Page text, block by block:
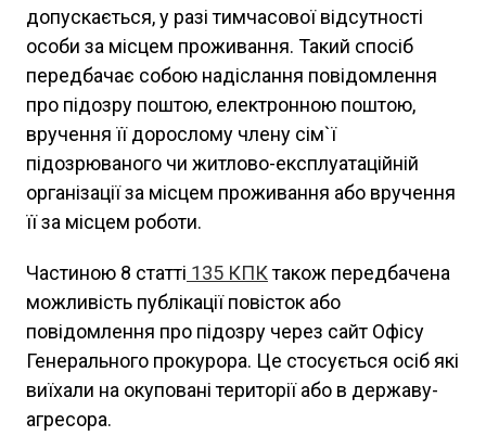
допускається, у разі тимчасової відсутності
особи за місцем проживання. Такий спосіб
передбачає собою надіслання повідомлення
про підозру поштою, електронною поштою,
вручення її дорослому члену сім`ї
підозрюваного чи житлово-експлуатаційній
організації за місцем проживання або вручення
її за місцем роботи.
Частиною 8 статті 135 КПКтакож передбачена
можливість публікації повісток або
повідомлення про підозру через сайт Офісу
Генерального прокурора. Це стосується осіб які
виїхали на окуповані території або в державу-
агресора.